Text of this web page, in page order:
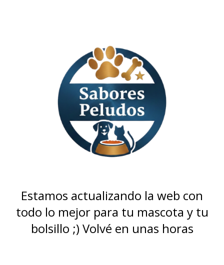
Estamos actualizando la web con
todo lo mejor para tu mascota y tu
bolsillo ;) Volvé en unas horas